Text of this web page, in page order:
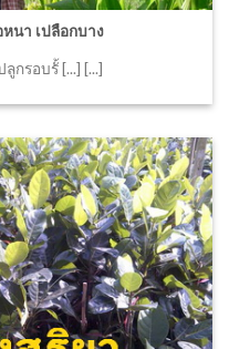
นา เปลือกบาง
กรอบรั้ [...] [...]